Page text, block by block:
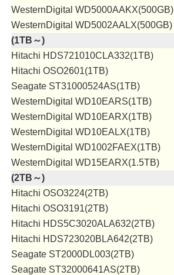
WesternDigital WD5000AAKX(500GB)
WesternDigital WD5002AALX(500GB)
(1TB～)
Hitachi HDS721010CLA332(1TB)
Hitachi OSO2601(1TB)
Seagate ST31000524AS(1TB)
WesternDigital WD10EARS(1TB)
WesternDigital WD10EARX(1TB)
WesternDigital WD10EALX(1TB)
WesternDigital WD1002FAEX(1TB)
WesternDigital WD15EARX(1.5TB)
(2TB～)
Hitachi OSO3224(2TB)
Hitachi OSO3191(2TB)
Hitachi HDS5C3020ALA632(2TB)
Hitachi HDS723020BLA642(2TB)
Seagate ST2000DL003(2TB)
Seagate ST32000641AS(2TB)